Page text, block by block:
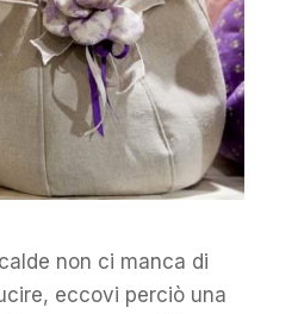
non ci manca di
eccovi perciò una